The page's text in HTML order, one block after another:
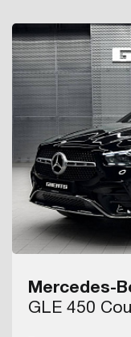
Mercedes-
GLE 450